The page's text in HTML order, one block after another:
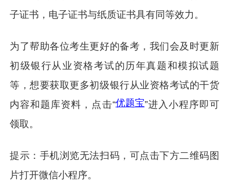
子证书，电子证书与纸质证书具有同等效力。
为了帮助各位考生更好的备考，我们会及时更新
初级银行从业资格考试的历年真题和模拟试题
等，想要获取更多初级银行从业资格考试的干货
内容和题库资料，点击“优题宝”进入小程序即可
领取。
提示：手机浏览无法扫码，可点击下方二维码图
片打开微信小程序。